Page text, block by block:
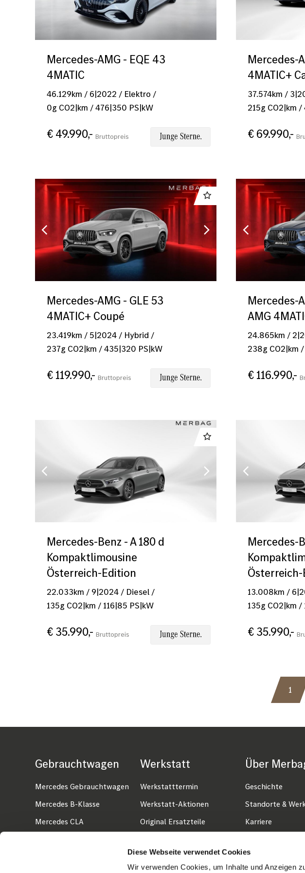
Diese Webseite verwendet Cookies
Wir verwenden Cookies, um Inhalte und Anzeigen
Mercedes-AMG - EQE 43
4MATIC
46.129km / 6|2022 / Elektro /
0g CO2|km /476|350 PS|kW
€ 49.990,- Bruttopreis
Mercedes-
4MATIC+
37.574km /
215g CO2|km /
€ 69.990,-
Mercedes-AMG - GLE 53
4MATIC+ Coupé
23.419km / 5|2024 / Hybrid /
237g CO2|km /435|320 PS|kW
€ 119.990,- Bruttopreis
Mercedes-
AMG
24.865km /
238g CO2|km /
€ 116.990,-
Mercedes-Benz - A 180 d
Kompaktlimousine
Österreich-Edition
22.033km / 9|2024 / Diesel /
135g CO2|km / 116|85 PS|kW
€ 35.990,- Bruttopreis
Mercedes-
13.008km /
135g CO2|km /
€ 35.990,-
1
Fußzeile
Gebrauchtwagen
Mercedes Gebrauchtwagen
Mercedes B-Klasse
Mercedes CLA
Werkstatt
Werkstatttermin
Werkstatt-Aktionen
Original Ersatzteile
Über
Geschichte
Standorte &
Karriere
Presse